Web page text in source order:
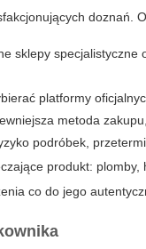
doznań.
sklepy
platformy
metoda
podróbek,
produkt:
co do jego